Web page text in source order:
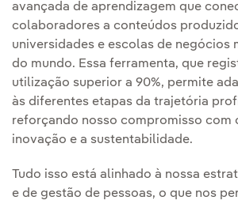
avançada de aprendizagem que
colaboradores a conteúdos
universidades e escolas de negócios
do mundo. Essa ferramenta, que
utilização superior a 90%, permite
às diferentes etapas da trajetória
reforçando nosso compromisso com
inovação e a sustentabilidade.
Tudo isso está alinhado à nossa
e de gestão de pessoas, o que nos